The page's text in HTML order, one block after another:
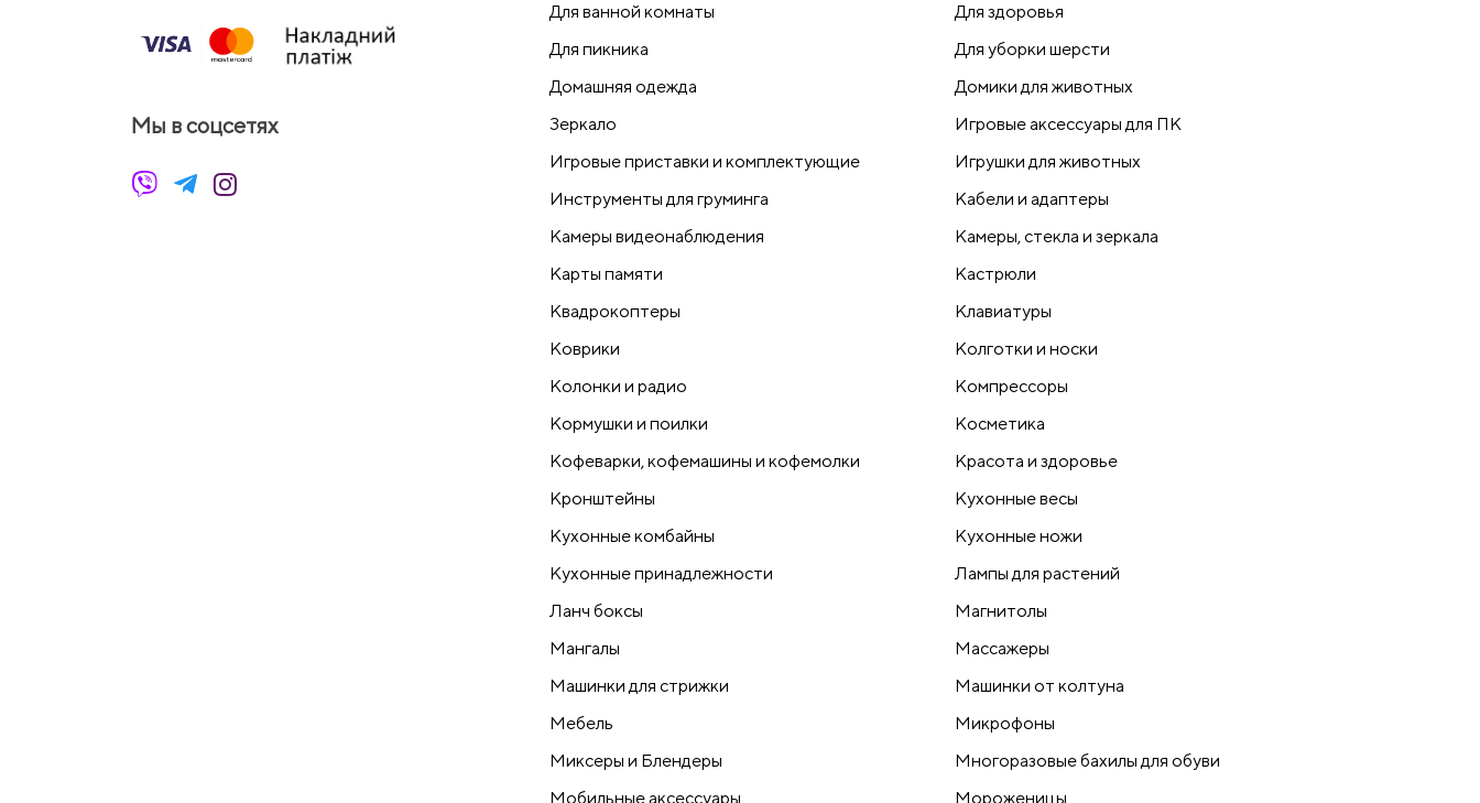
Мы в соцсетях
Для ванной комнаты
Для здоровья
Для пикника
Для уборки шерсти
Домашняя одежда
Домики для животных
Зеркало
Игровые аксессуары для ПК
Игровые приставки и комплектующие
Игрушки для животных
Инструменты для груминга
Кабели и адаптеры
Камеры видеонаблюдения
Камеры, стекла и зеркала
Карты памяти
Кастрюли
Квадрокоптеры
Клавиатуры
Коврики
Колготки и носки
Колонки и радио
Компрессоры
Кормушки и поилки
Косметика
Кофеварки, кофемашины и кофемолки
Красота и здоровье
Кронштейны
Кухонные весы
Кухонные комбайны
Кухонные ножи
Кухонные принадлежности
Лампы для растений
Ланч боксы
Магнитолы
Мангалы
Массажеры
Машинки для стрижки
Машинки от колтуна
Мебель
Микрофоны
Миксеры и Блендеры
Многоразовые бахилы для обуви
Мобильные аксессуары
Мороженицы